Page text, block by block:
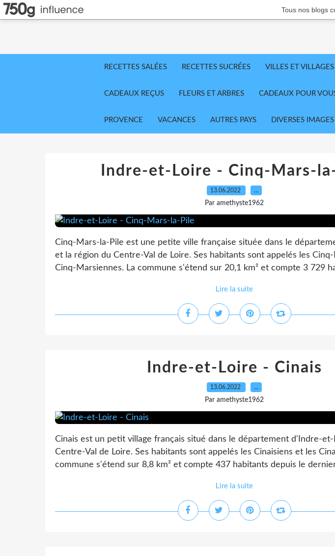
Tous nos blogs
RECETTES SALÉES RECETTES SUCRÉES VILLES ET VILLAGES
CADEAUX REÇUS FLEURS ET ARBRES CADEAUX POUR
PROVENCE VACANCES AUTRES PAYS DIVERSES IMAGES
Indre-et-Loire - Cinq-Mars-
13.06.2022 …
Par amethyste1962
Cinq-Mars-la-Pile est une petite ville française située dans le
et la région du Centre-Val de Loire. Ses habitants sont appelés les
Cinq-Marsiennes. La commune s'étend sur 20,1 km² et compte 3 729
Lire la suite
Indre-et-Loire - Cinais
13.06.2022 …
Par amethyste1962
Cinais est un petit village français situé dans le département d'Indre-
Centre-Val de Loire. Ses habitants sont appelés les Cinaisiens et les
commune s'étend sur 8,8 km² et compte 437 habitants depuis le
Lire la suite